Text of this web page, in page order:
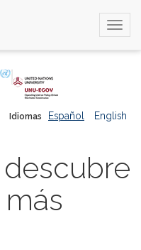
Idiomas Español English
descubre